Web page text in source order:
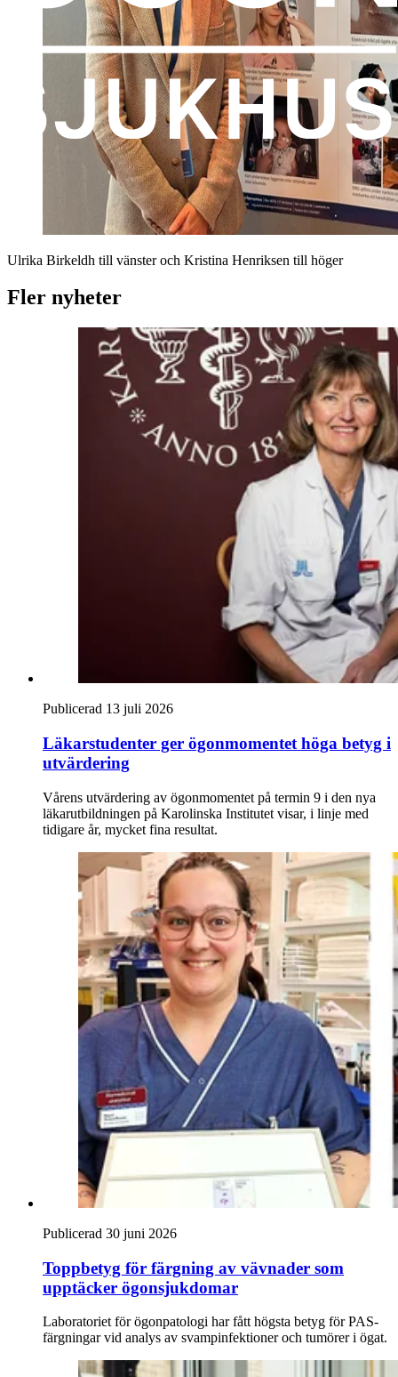
Ulrika Birkeldh till vänster och Kristina Henriksen till höger
Fler nyheter
Publicerad 13 juli 2026
Läkarstudenter ger ögonmomentet höga betyg i
utvärdering
Vårens utvärdering av ögonmomentet på termin 9 i den nya
läkarutbildningen på Karolinska Institutet visar, i linje med
tidigare år, mycket fina resultat.
Publicerad 30 juni 2026
Toppbetyg för färgning av vävnader som
upptäcker ögonsjukdomar
Laboratoriet för ögonpatologi har fått högsta betyg för PAS-
färgningar vid analys av svampinfektioner och tumörer i ögat.